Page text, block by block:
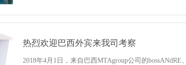
热烈欢迎巴西外宾来我司考察
2018年4月1日，来自巴西MTAgroup公司的bossANdRE